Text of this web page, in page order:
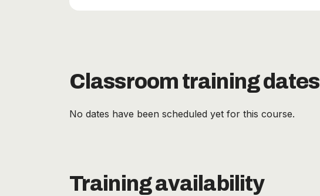
Classroom training dates
No dates have been scheduled yet for this course.
Training availability